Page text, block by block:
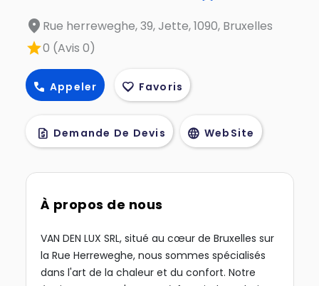
location_on Rue herreweghe, 39, Jette, 1090, Bruxelles
star0 (Avis 0)
call Appeler favorite Favoris
request_quote Demande De Devis language WebSite
À propos de nous
VAN DEN LUX SRL, situé au cœur de Bruxelles sur
la Rue Herreweghe, nous sommes spécialisés
dans l'art de la chaleur et du confort. Notre